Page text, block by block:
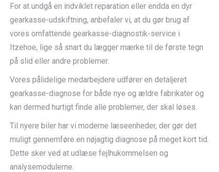
For at undgå en indviklet reparation eller endda en dyr
gearkasse-udskiftning, anbefaler vi, at du gør brug af
vores omfattende gearkasse-diagnostik-service i
Itzehoe, lige så snart du lægger mærke til de første tegn
på slid eller andre problemer.
Vores pålidelige medarbejdere udfører en detaljeret
gearkasse-diagnose for både nye og ældre fabrikater og
kan dermed hurtigt finde alle problemer, der skal løses.
Til nyere biler har vi moderne læseenheder, der gør det
muligt gennemføre en nøjagtig diagnose på meget kort tid.
Dette sker ved at udlæse fejlhukommelsen og
analysemodulerne.